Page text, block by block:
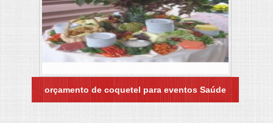
orçamento de coquetel para eventos Saúde